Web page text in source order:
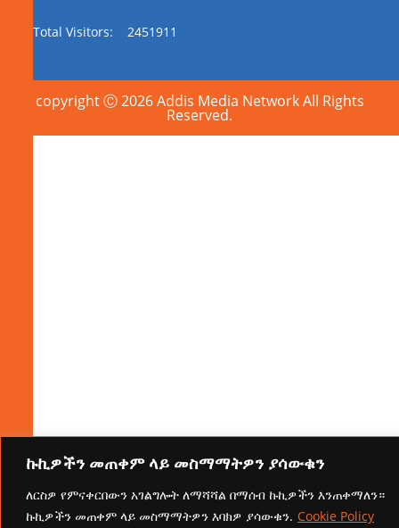
ኩኪዎችን መጠቀም ላይ መስማማትዎን ያሳውቁን
ለርስዎ የምናቀርበውን አገልግሎት ለማሻሻል በማሰብ ኩኪዎችን እንጠቀማለን።
ኩኪዎችን መጠቀም ላይ መስማማትዎን እባክዎ ያሳውቁን. Cookie Policy
Total Visitors: 2451911
copyright Ⓒ 2026 Addis Media Network All Rights
Reserved.